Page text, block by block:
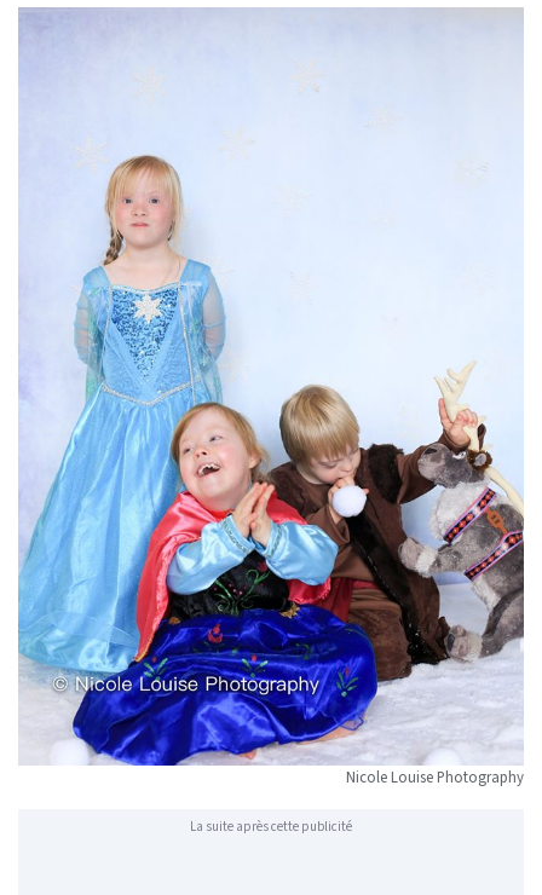
Nicole Louise Photography
La suite après cette publicité